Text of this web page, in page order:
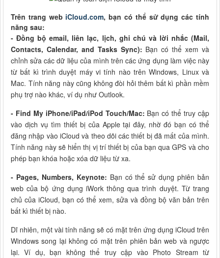
Trên trang web iCloud.com, bạn có thể sử dụng các tính
năng sau:
- Đồng bộ email, liên lạc, lịch, ghi chú và lời nhắc (Mail,
Contacts, Calendar, and Tasks Sync): Bạn có thể xem và
chỉnh sửa các dữ liệu của mình trên các ứng dụng làm việc này
từ bất kì trình duyệt máy vi tính nào trên Windows, Linux và
Mac. Tính năng này cũng không đòi hỏi thêm bất kì phần mềm
phụ trợ nào khác, ví dụ như Outlook.
- Find My iPhone/iPad/iPod Touch/Mac: Bạn có thể truy cập
vào dịch vụ tìm thiết bị của Apple tại đây, nhờ đó bạn có thể
đăng nhập vào iCloud và theo dõi các thiết bị đã mất của mình.
Tính năng này sẽ hiển thị vị trí thiết bị của bạn qua GPS và cho
phép bạn khóa hoặc xóa dữ liệu từ xa.
- Pages, Numbers, Keynote: Bạn có thể sử dụng phiên bản
web của bộ ứng dụng iWork thông qua trình duyệt. Từ trang
chủ của iCloud, bạn có thể xem, sửa và đồng bộ văn bản trên
bất kì thiết bị nào.
Dĩ nhiên, một vài tính năng sẽ có mặt trên ứng dụng iCloud trên
Windows song lại không có mặt trên phiên bản web và ngược
lại. Ví dụ, bạn không thể truy cập vào Photo Stream từ